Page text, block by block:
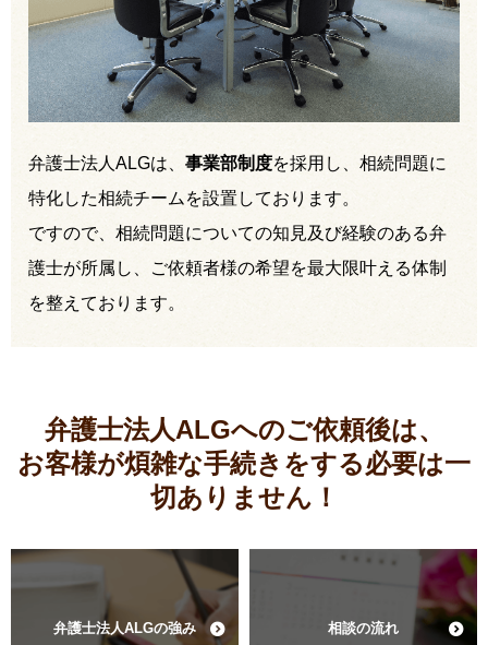
弁護士法人ALGは、 事業部制度を採用し、相続問題に
特化した相続チームを設置しております。
ですので、相続問題についての知見及び経験のある弁
護士が所属し、ご依頼者様の希望を最大限叶える体制
を整えております。
弁護士法人ALGへのご依頼後は、
お客様が煩雑な手続きをする必要は一
切ありません！
弁護士法人ALGの強み 相談の流れ